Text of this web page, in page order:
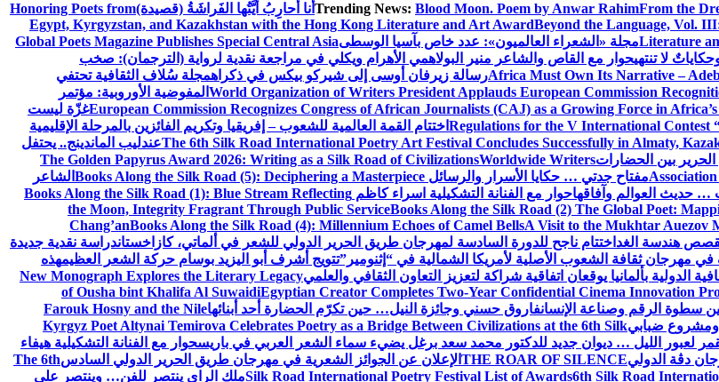
Trending News: Blood Moon. Poem by Anwar RahimFrom the أَنا أُحارِبُ أَيَّتُها الفَراشَةُ (قصيدة)Honoring Poets from
Egypt, Kyrgyzstan, and Kazakhstan with the Hong Kong Literature and Art AwardBeyond the Language, Vol.
Literatureمجلة «الشعراء العالميون»: عدد خاص بآسيا الوسطىGlobal Poets Magazine Publishes Special Central Asia
لا تنتهيحوار مع القاص والشاعر منير البولاهمي الأهرام ويكلي في مراجعة نقدية لرواية (الترجمان): صخب
Africa Must Own Its Narrative –رسالة زيرفان أوسى إلى شيركو بيكس في ذكراهمجلة سُلاف الثقافية تحتفي
World Organization of Writers President Applauds European Commission المفوضية الأوروبية: مؤتمر
European Commission Recognizes Congress of African Journalists (CAJ) as a Growing Force inغزّة ليست
Regulations for the V International Contest اختتام القمة العالمية للشعوب – إفريقيا وتكريم الفائزين بالمرحلة الإقليمية
The 6th Silk Road International Poetry Art Festival Concludes Successfully in Almaty,عندليب الماندينج.. يحتفل
The Golden Papyrus Award 2026: Writing as a Silk Road of CivilizationsWorldwide Writers
مفتاح جدتي … حكايا الأسرار والرسائل Books Along the Silk Road (5): Deciphering a Masterpiece الشاعر
حديث العوالم وآفاقهاحوار مع الفنانة التشكيلية اسراء كاظم Books Along the Silk Road (1): Blue Stream Reflecting
the Moon, Integrity Fragrant Through Public ServiceBooks Along the Silk Road (2) The Global Poet:
Chang’anBooks Along the Silk Road (4): Millennium Echoes of Camel BellsA Visit to the Mukhtar Auezov
هندسة الغد اختتام ناجح للدورة السادسة لمهرجان طريق الحرير الدولي للشعر في ألماتي، كازاخستاندراسة نقدية جديدة
مهرجان ثقافة الشعوب الأصلية لأمريكا الشمالية في “إثنومير”تتويج أشرف أبو اليزيد بوسام حركة الشعر العظيمهذه
الدولية بألمانيا يوقعان اتفاقية شراكة لتعزيز التعاون الثقافي والعلميNew Monograph Explores the Literary Legacy
of Ousha bint Khalifa Al SuwaidiEgyptian Creator Completes Two-Year Confidential Cinema Innovation
بين سطوة الرقم وصناعة الإنسانفاروق حسني وجائزة النيل… حين تكرّم الحضارة أحد أبنائهاFarouk Hosny and the Nile
ضبابيKyrgyz Poet Altynai Temirova Celebrates Poetry as a Bridge Between Civilizations at the 6th Silk
لعبور الليل … ديوان جديد للدكتور محمد سعد برغل يضيء سماء الشعر العربي في باريسحوار مع الفنانة التشكيلية هيفاء
دڨة الدوليTHE ROAR OF SILENCE الإعلان عن الجوائز الشعرية في مهرجان طريق الحرير الدولي السادسThe 6th
Silk Road International Poetry Festival List of Awards6th Silk Road
ملك الراي ينتصر للفن… وينتصر على